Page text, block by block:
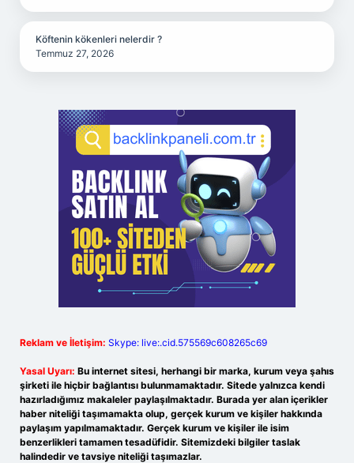
Köftenin kökenleri nelerdir ?
Temmuz 27, 2026
Reklam ve İletişim: Skype: live:.cid.575569c608265c69
Yasal Uyarı: Bu internet sitesi, herhangi bir marka, kurum veya şahıs
şirketi ile hiçbir bağlantısı bulunmamaktadır. Sitede yalnızca kendi
hazırladığımız makaleler paylaşılmaktadır. Burada yer alan içerikler
haber niteliği taşımamakta olup, gerçek kurum ve kişiler hakkında
paylaşım yapılmamaktadır. Gerçek kurum ve kişiler ile isim
benzerlikleri tamamen tesadüfidir. Sitemizdeki bilgiler taslak
halindedir ve tavsiye niteliği taşımazlar.